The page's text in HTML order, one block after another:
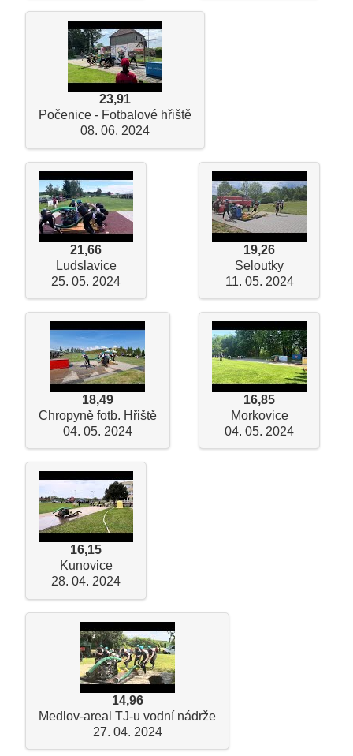
23,91
Počenice - Fotbalové hřiště
08. 06. 2024
21,66
Ludslavice
25. 05. 2024
19,26
Seloutky
11. 05. 2024
18,49
Chropyně fotb. Hřiště
04. 05. 2024
16,85
Morkovice
04. 05. 2024
16,15
Kunovice
28. 04. 2024
14,96
Medlov-areal TJ-u vodní nádrže
27. 04. 2024